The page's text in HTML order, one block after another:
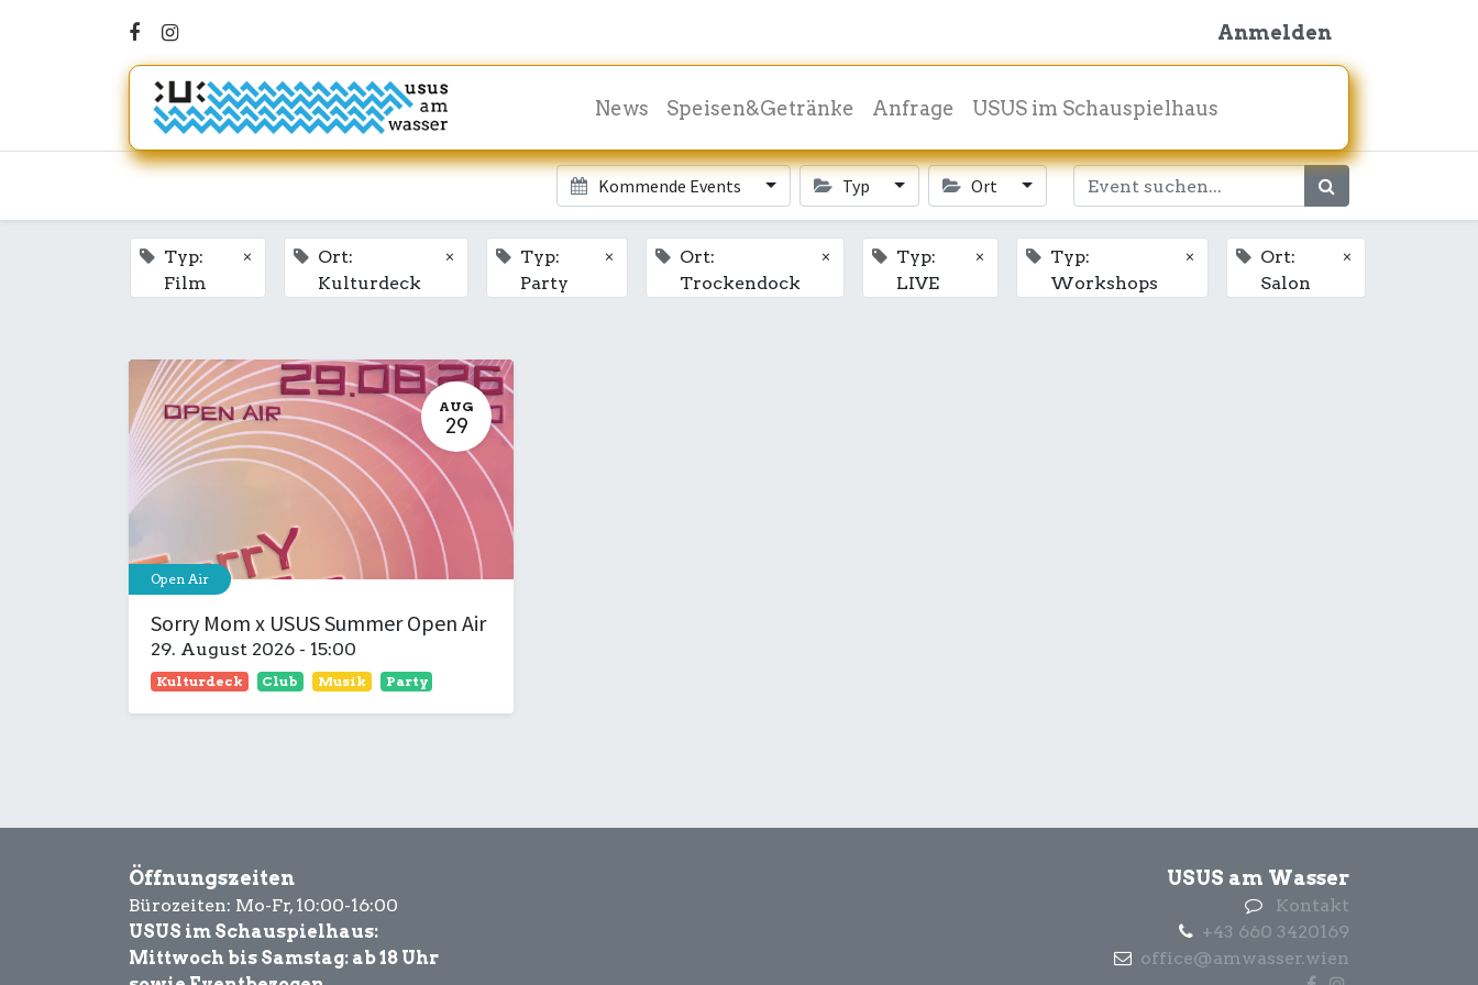
Anmelden
News Speisen&Getränke Anfrage USUS im Schauspielhaus
Kommende Events Typ Ort
Typ:
Film
×
Ort:
Kulturdeck
×
Typ:
Party
×
Ort:
Trockendock
×
Typ:
LIVE
×
Typ:
Workshops
×
Ort:
Salon
×
AUG
29
Open Air
Sorry Mom x USUS Summer Open Air
29. August 2026 - 15:00
Kulturdeck Club Musik Party
Öffnungszeiten
Bürozeiten: Mo-Fr, 10:00-16:00
USUS im Schauspielhaus:
Mittwoch bis Samstag: ab 18 Uhr
USUS am Wasser
Kontakt
+43 660 3420169
office@amwasser.wien